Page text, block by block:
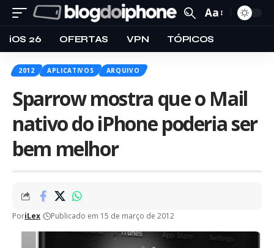
Aa
iOS 26 OFERTAS VPN TÓPICOS
2012 APLICATIVOS ARQUIVO
Sparrow mostra que o Mail
nativo do iPhone poderia ser
bem melhor
PoriLex Publicado em 15 de março de 2012